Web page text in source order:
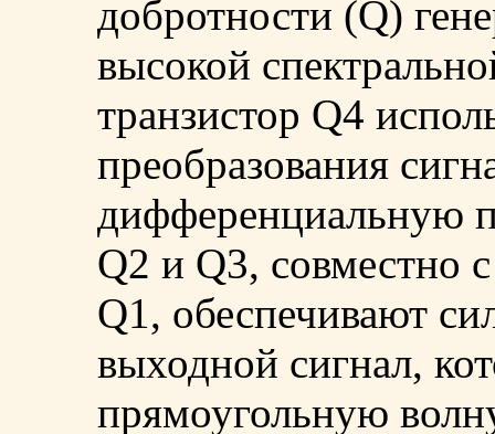
добротности (Q)
высокой
транзистор Q4
преобразования
дифференциальную
Q2 и Q3, совместно
Q1, обеспечивают
выходной сигнал,
прямоугольную